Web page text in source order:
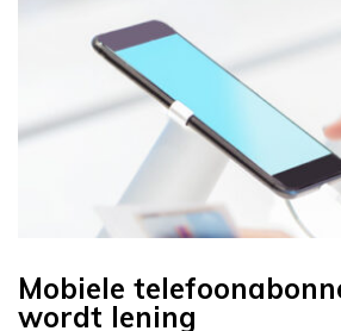
Mobiele
wordt lening